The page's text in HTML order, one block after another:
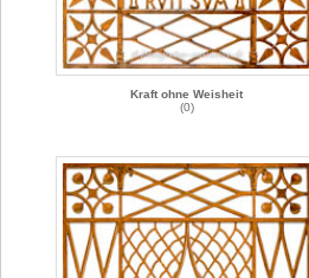
Kraft ohne Weisheit
(0)